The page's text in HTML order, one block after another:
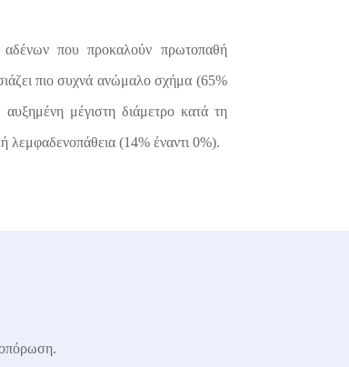
αδένων που προκαλούν πρωτοπαθή
πιο συχνά ανώμαλο σχήμα (65%
μέγιστη διάμετρο κατά τη
λεμφαδενοπάθεια (14% έναντι 0%).